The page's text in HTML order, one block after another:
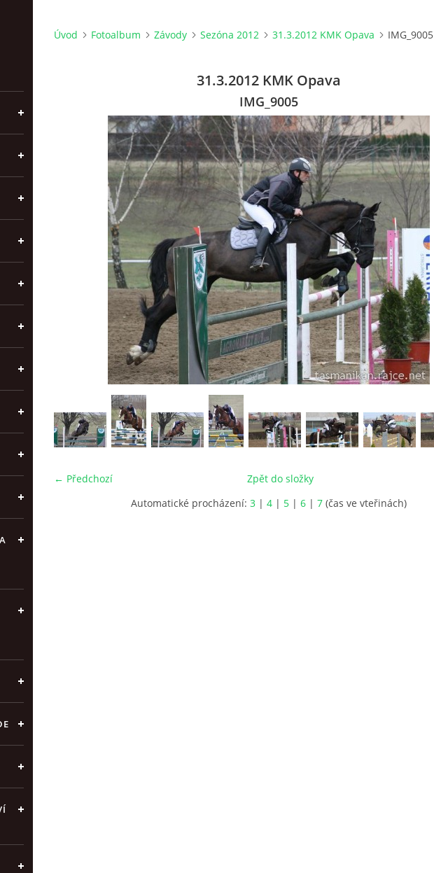
Úvod Fotoalbum Závody Sezóna 2012 31.3.2012 KMK Opava IMG_9005
31.3.2012 KMK Opava
IMG_9005
← Předchozí
Zpět do složky
Automatické procházení: 3 | 4 | 5 | 6 | 7 (čas ve vteřinách)